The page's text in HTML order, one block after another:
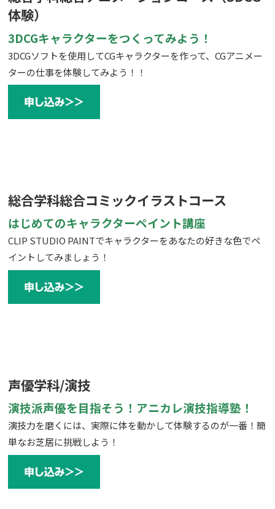
体験）
3DCGキャラクターをつくってみよう！
3DCGソフトを使用してCGキャラクターを作って、CGアニメー
ターの仕事を体験してみよう！！
総合学科総合コミックイラストコース
はじめてのキャラクターペイント講座
CLIP STUDIO PAINTでキャラクターをあなたの好きな色でペ
イントしてみましょう！
声優学科/演技
演技派声優を目指そう！アニカレ演技指導塾！
演技力を磨くには、実際に体を動かして体験するのが一番！簡
単なお芝居に挑戦しよう！